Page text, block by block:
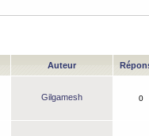
Auteur
Gilgamesh 0